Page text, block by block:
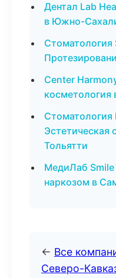
Дентал Lab
в Южно-
Стоматология
Center
косметология
Стоматология
Эстетическая
Тольятти
МедиЛаб Smile
наркозом в
← Все
Северо-